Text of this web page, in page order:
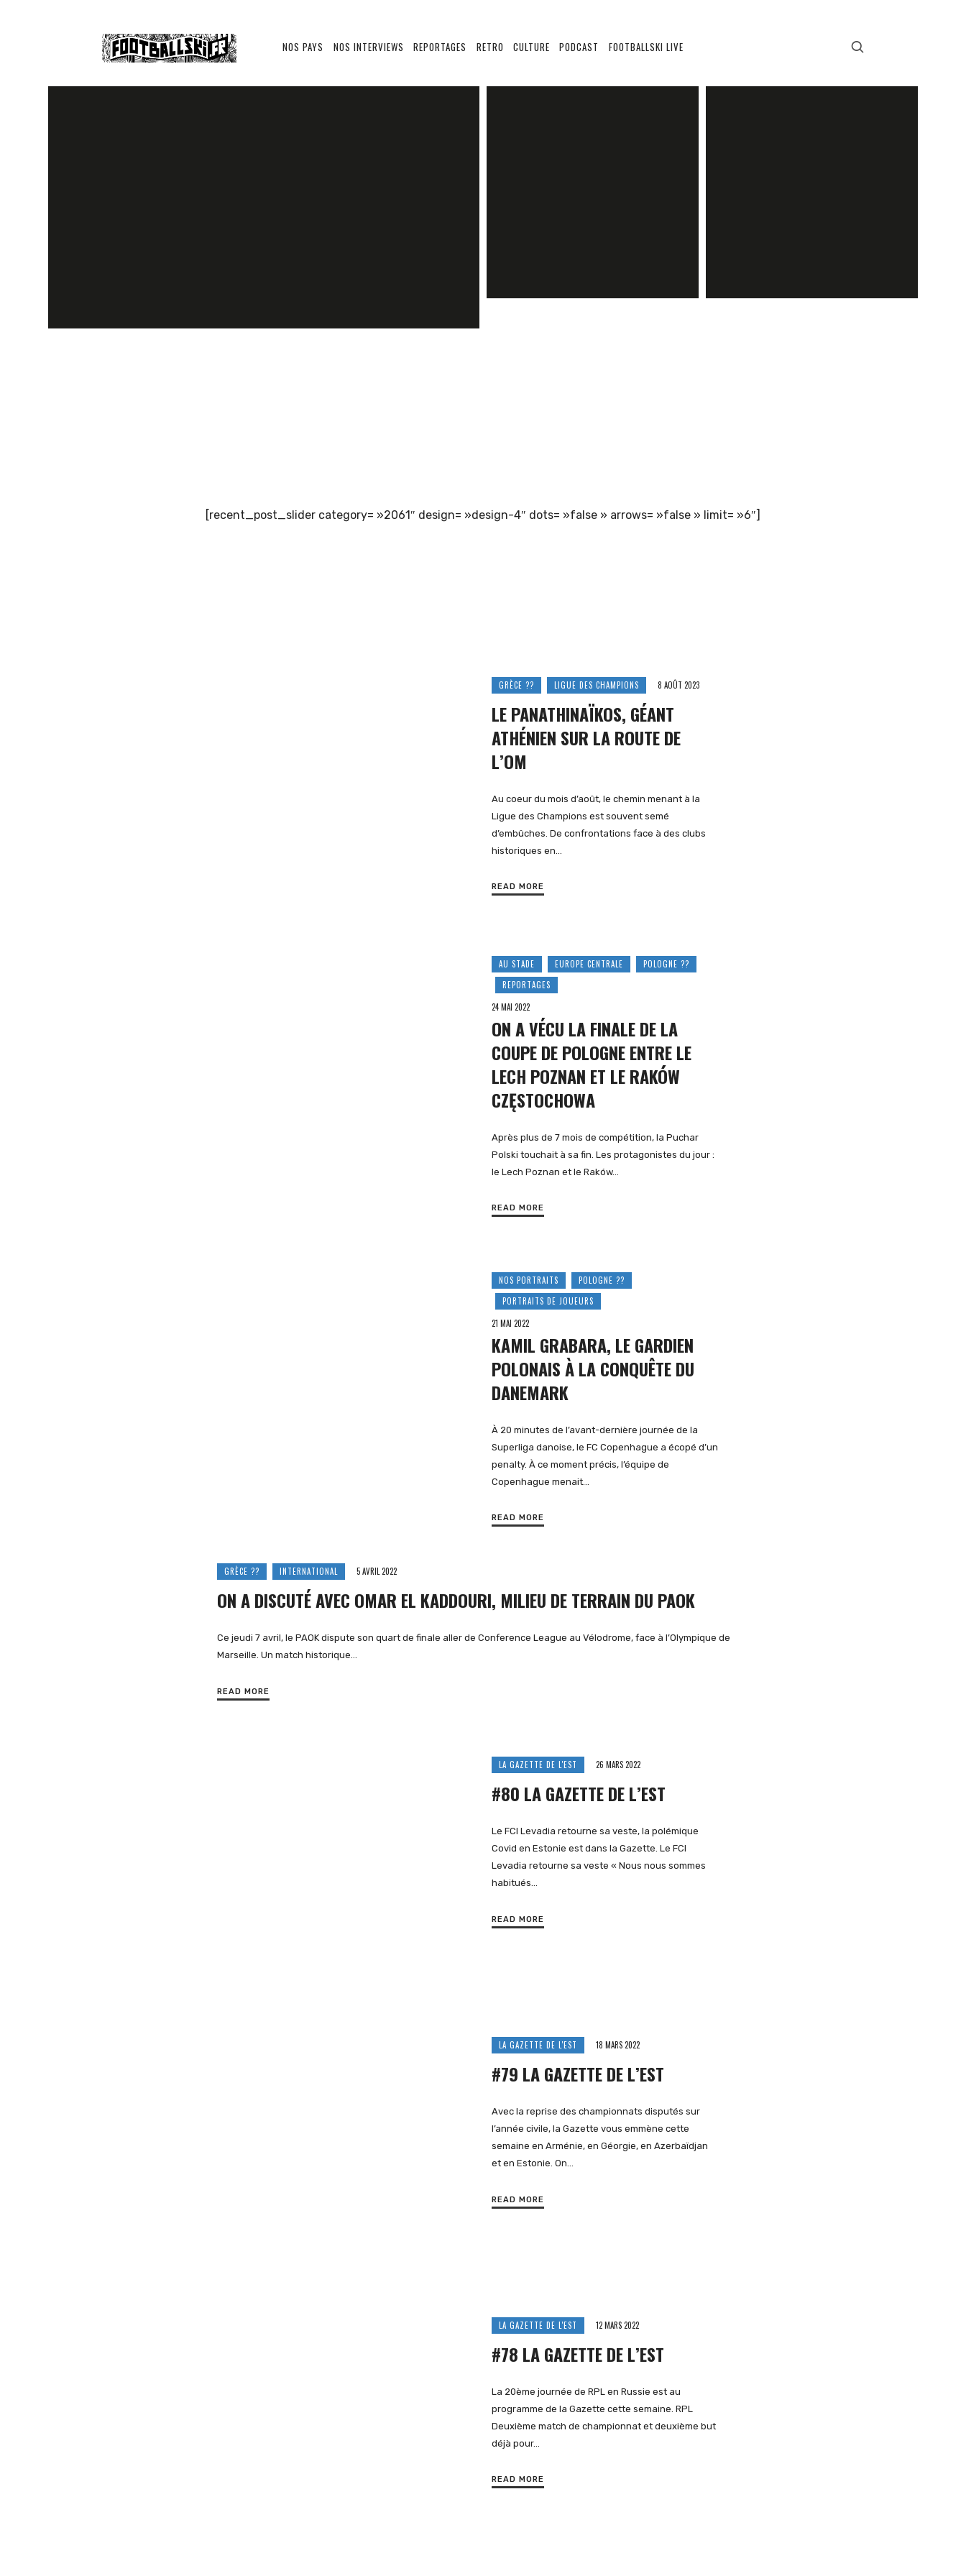
Footballski NOS PAYS NOS INTERVIEWS REPORTAGES RETRO CULTURE PODCAST FOOTBALLSKI LIVE
[recent_post_slider category= »2061″ design= »design-4″ dots= »false » arrows= »false » limit= »6″]
GRÈCE ?? LIGUE DES CHAMPIONS 8 AOÛT 2023
LE PANATHINAÏKOS, GÉANT
ATHÉNIEN SUR LA ROUTE DE
L’OM
Au coeur du mois d’août, le chemin menant à la
Ligue des Champions est souvent semé
d’embûches. De confrontations face à des clubs
historiques en…
READ MORE
AU STADE EUROPE CENTRALE
POLOGNE ??
REPORTAGES
24 MAI 2022
ON A VÉCU LA FINALE DE LA
COUPE DE POLOGNE ENTRE LE
LECH POZNAN ET LE RAKÓW
CZĘSTOCHOWA
Après plus de 7 mois de compétition, la Puchar
Polski touchait à sa fin. Les protagonistes du jour :
le Lech Poznan et le Raków…
READ MORE
NOS PORTRAITS
POLOGNE ??
PORTRAITS DE JOUEURS
21 MAI 2022
KAMIL GRABARA, LE GARDIEN
POLONAIS À LA CONQUÊTE DU
DANEMARK
À 20 minutes de l’avant-dernière journée de la
Superliga danoise, le FC Copenhague a écopé d’un
penalty. À ce moment précis, l’équipe de
Copenhague menait…
READ MORE
GRÈCE ?? INTERNATIONAL 5 AVRIL 2022
ON A DISCUTÉ AVEC OMAR EL KADDOURI, MILIEU DE TERRAIN DU PAOK
Ce jeudi 7 avril, le PAOK dispute son quart de finale aller de Conference League au Vélodrome, face à l’Olympique de
Marseille. Un match historique…
READ MORE
LA GAZETTE DE L'EST 26 MARS 2022
#80 LA GAZETTE DE L’EST
Le FCI Levadia retourne sa veste, la polémique
Covid en Estonie est dans la Gazette. Le FCI
Levadia retourne sa veste « Nous nous sommes
habitués…
READ MORE
LA GAZETTE DE L'EST 18 MARS 2022
#79 LA GAZETTE DE L’EST
Avec la reprise des championnats disputés sur
l’année civile, la Gazette vous emmène cette
semaine en Arménie, en Géorgie, en Azerbaïdjan
et en Estonie. On…
READ MORE
LA GAZETTE DE L'EST 12 MARS 2022
#78 LA GAZETTE DE L’EST
La 20ème journée de RPL en Russie est au
programme de la Gazette cette semaine. RPL
Deuxième match de championnat et deuxième but
déjà pour…
READ MORE